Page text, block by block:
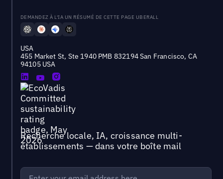
DEMANDEZ À L'IA UN RÉSUMÉ DE CETTE PAGE UBERALL
USA
455 Market St, Ste 1940 PMB 832194 San Francisco, CA
94105 USA
Recherche locale, IA, croissance multi-
établissements — dans votre boîte mail